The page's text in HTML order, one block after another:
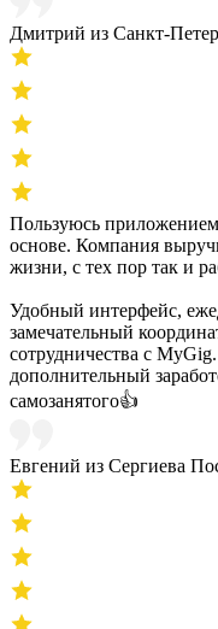
Дмитрий из Санкт-
Пользуюсь
основе. Компания
жизни, с тех пор так и
Удобный интерфейс,
замечательный
сотрудничества с
дополнительный
самозанятого👍
Евгений из Сергиева